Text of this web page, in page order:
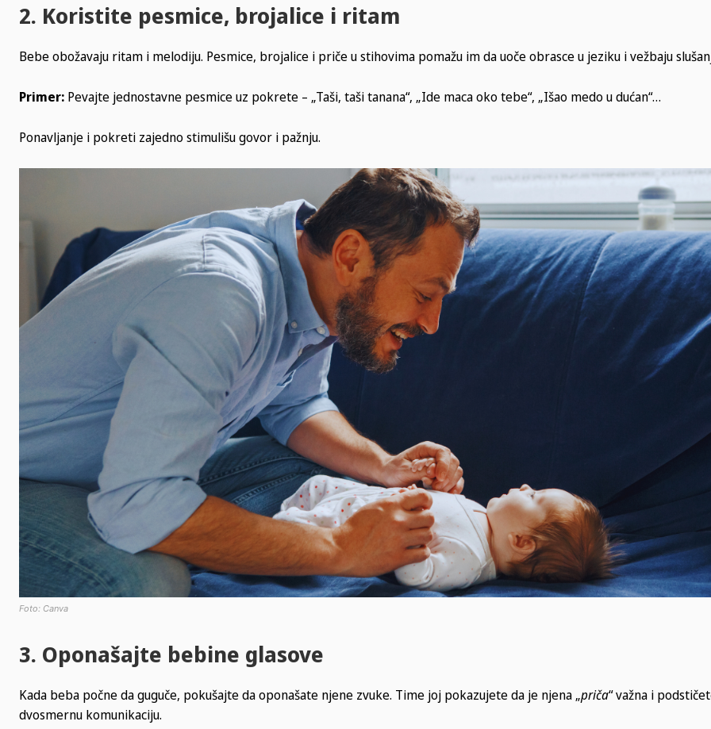
2. Koristite pesmice, brojalice i ritam
Bebe obožavaju ritam i melodiju. Pesmice, brojalice i priče u stihovima pomažu im da uoče obrasce u jeziku i vežbaju
Primer: Pevajte jednostavne pesmice uz pokrete – „Taši, taši tanana“, „Ide maca oko tebe“, „Išao medo u dućan“…
Ponavljanje i pokreti zajedno stimulišu govor i pažnju.
Foto: Canva
3. Oponašajte bebine glasove
Kada beba počne da guguče, pokušajte da oponašate njene zvuke. Time joj pokazujete da je njena „priča“ važna i
dvosmernu komunikaciju.